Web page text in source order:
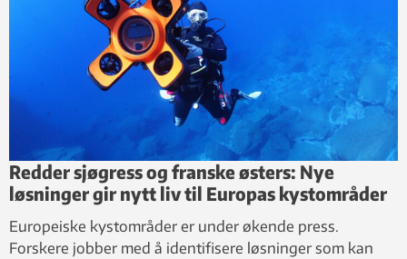
Redder sjøgress og franske østers: Nye
løsninger gir nytt liv til Europas kystområder
Europeiske kystområder er under økende press.
Forskere jobber med å identifisere løsninger som kan